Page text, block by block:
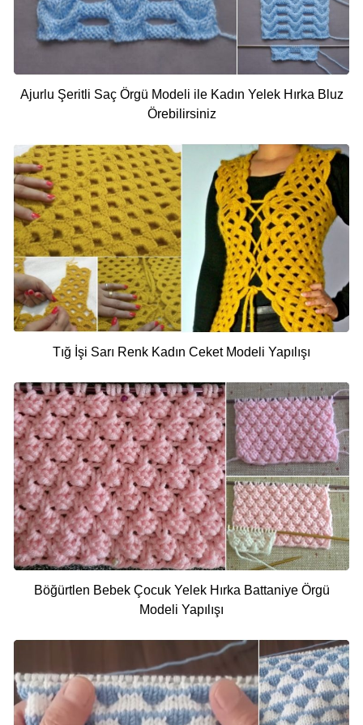
Ajurlu Şeritli Saç Örgü Modeli ile Kadın Yelek Hırka Bluz
Örebilirsiniz
Tığ İşi Sarı Renk Kadın Ceket Modeli Yapılışı
Böğürtlen Bebek Çocuk Yelek Hırka Battaniye Örgü
Modeli Yapılışı